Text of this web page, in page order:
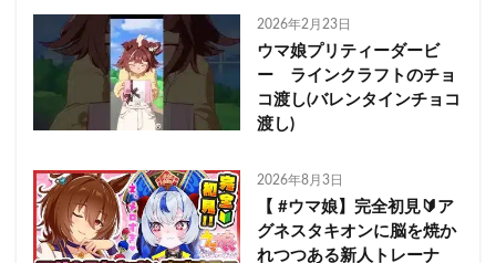
2026年2月23日
ウマ娘プリティーダービ
ー ラインクラフトのチョ
コ渡し(バレンタインチョコ
渡し)
2026年8月3日
【 #ウマ娘】完全初見🔰ア
グネスタキオンに脳を焼か
れつつある新人トレーナ